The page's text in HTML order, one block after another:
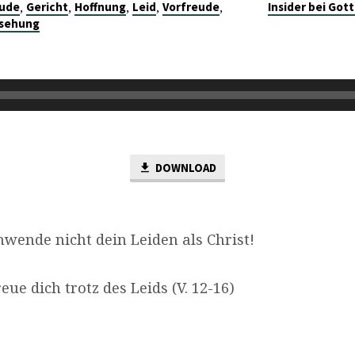
, Gericht, Hoffnung, Leid, Vorfreude, Insider bei
DOWNLOAD
nicht dein Leiden als Christ!
dich trotz des Leids (V. 12-16)